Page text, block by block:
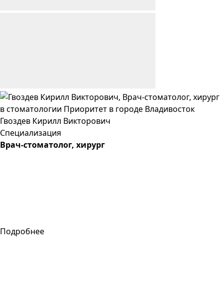
Гвоздев Кирилл Викторович
Специализация
Врач-стоматолог, хирург
Подробнее